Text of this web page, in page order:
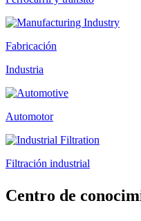
Fabricación
Industria
Automotor
Filtración industrial
Centro de